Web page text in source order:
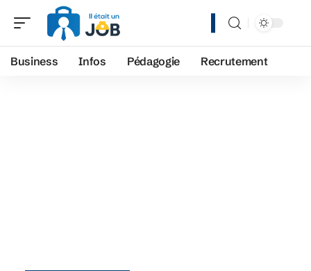
Business Infos Pédagogie Recrutement